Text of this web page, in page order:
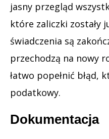
jasny przegląd
które zaliczki zostały
świadczenia są
przechodzą na nowy
łatwo popełnić błąd,
podatkowy.
Dokumentacja